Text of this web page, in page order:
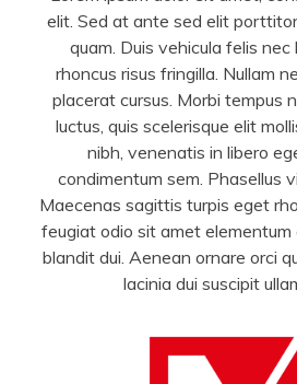
elit. Sed at ante sed elit
quam. Duis vehicula felis nec
rhoncus risus fringilla. Nullam
placerat cursus. Morbi tempus
luctus, quis scelerisque elit
nibh, venenatis in libero
condimentum sem. Phasellus
Maecenas sagittis turpis eget
feugiat odio sit amet elementum
blandit dui. Aenean ornare orci
lacinia dui suscipit